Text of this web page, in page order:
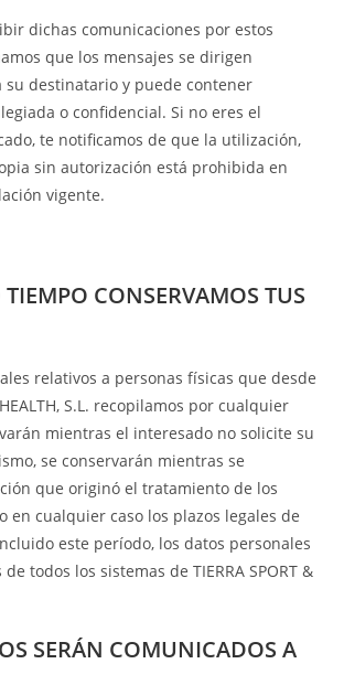
dichas comunicaciones por estos
que los mensajes se dirigen
su destinatario y puede contener
o confidencial. Si no eres el
te notificamos de que la utilización,
sin autorización está prohibida en
vigente.
CONSERVAMOS TUS
relativos a personas físicas que desde
HEALTH, S.L. recopilamos por cualquier
mientras el interesado no solicite su
se conservarán mientras se
que originó el tratamiento de los
en cualquier caso los plazos legales de
este período, los datos personales
todos los sistemas de TIERRA SPORT &
SERÁN COMUNICADOS A